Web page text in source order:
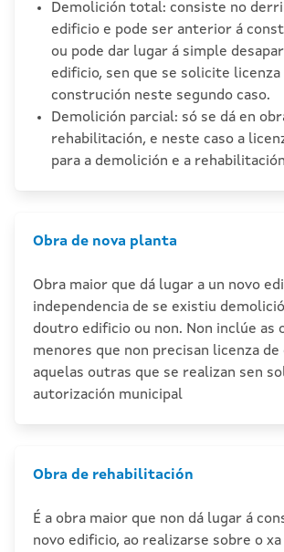
Demolición total: consiste no
edificio e pode ser anterior á
ou pode dar lugar á simple
edificio, sen que se solicite licenza
construción neste segundo caso.
Demolición parcial: só se dá en
rehabilitación, e neste caso a
para a demolición e a
Obra de nova planta
Obra maior que dá lugar a un novo
independencia de se existiu
doutro edificio ou non. Non inclúe as
menores que non precisan licenza de
aquelas outras que se realizan sen
autorización municipal
Obra de rehabilitación
É a obra maior que non dá lugar á
novo edificio, ao realizarse sobre o